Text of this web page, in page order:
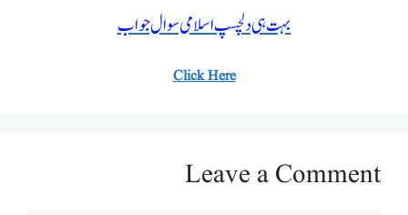
بہت ہی دلچسپ اسلامی سوال جواب
Click Here
Leave a Comment